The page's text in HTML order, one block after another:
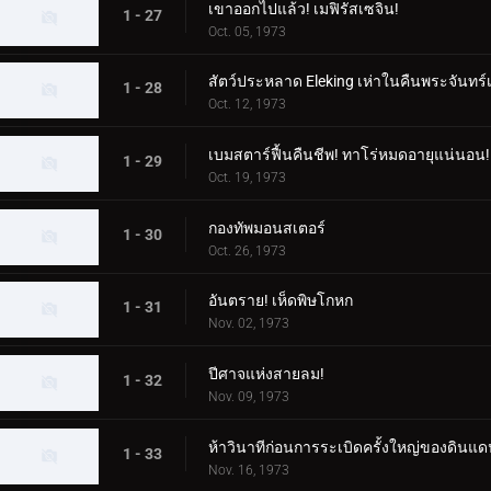
1 - 27 เขาออกไปแล้ว! เมฟิรัสเซจิน!
Oct. 05, 1973
1 - 28 สัตว์ประหลาด Eleking เห่าในคืนพระจันทร์
Oct. 12, 1973
1 - 29 เบมสตาร์ฟื้นคืนชีพ! ทาโร่หมดอายุแน่นอน!
Oct. 19, 1973
1 - 30 กองทัพมอนสเตอร์
Oct. 26, 1973
1 - 31 อันตราย! เห็ดพิษโกหก
Nov. 02, 1973
1 - 32 ปีศาจแห่งสายลม!
Nov. 09, 1973
1 - 33 ห้าวินาทีก่อนการระเบิดครั้งใหญ่ของดินแ
Nov. 16, 1973